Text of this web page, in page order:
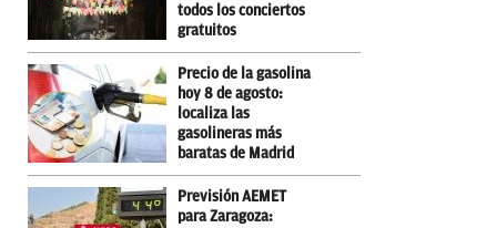
todos los conciertos
gratuitos
Precio de la gasolina
hoy 8 de agosto:
localiza las
gasolineras más
baratas de Madrid
Previsión AEMET
para Zaragoza: